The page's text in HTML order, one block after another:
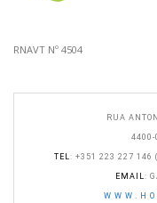
RNAVT Nº 4504
RUA
4400-
TEL : +351 223 227 146
EMAIL :